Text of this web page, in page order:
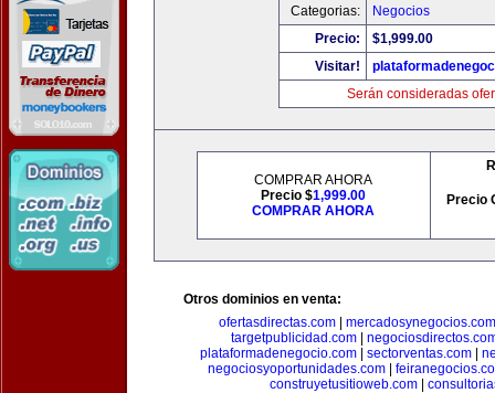
Categorias:
Negocios
Precio:
$1,999.00
Visitar!
Serán consideradas
COMPRAR AHORA
Precio $1,999.00
COMPRAR AHORA
Precio
Otros dominios en venta:
ofertasdirectas.com
mercadosynegocios.com
targetpublicidad.com
plataformadenegocio.com| sectorventas.com|
negociosyoportunidades.com
construyetusitioweb.com